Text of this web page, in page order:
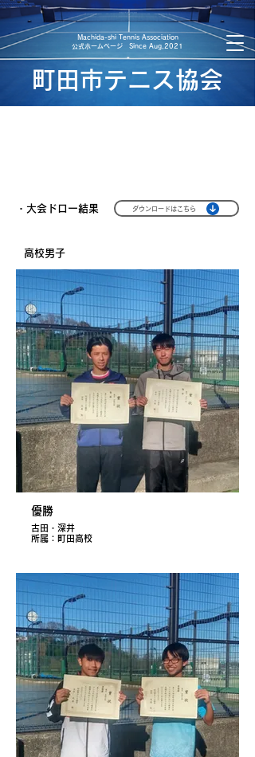
町田市テニス協会
​Machida-shi Tennis Association
​公式ホームページ Since Aug,2021
・大会ドロー結果 ダウンロードはこちら
​高校男子
優勝
古田・深井
所属：町田高校